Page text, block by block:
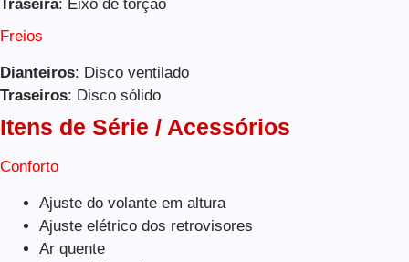
Traseira: Eixo de torção
Freios
Dianteiros: Disco ventilado
Traseiros: Disco sólido
Itens de Série / Acessórios
Conforto
Ajuste do volante em altura
Ajuste elétrico dos retrovisores
Ar quente